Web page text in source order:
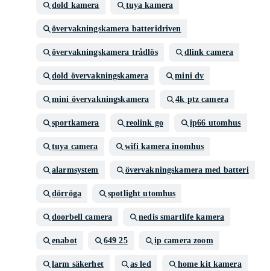
dold kamera tuya kamera
övervakningskamera batteridriven
övervakningskamera trådlös dlink camera
dold övervakningskamera mini dv
mini övervakningskamera 4k ptz camera
sportkamera reolink go ip66 utomhus
tuya camera wifi kamera inomhus
alarmsystem övervakningskamera med batteri
dörröga spotlight utomhus
doorbell camera nedis smartlife kamera
enabot 649 25 ip camera zoom
larm säkerhet as led home kit kamera